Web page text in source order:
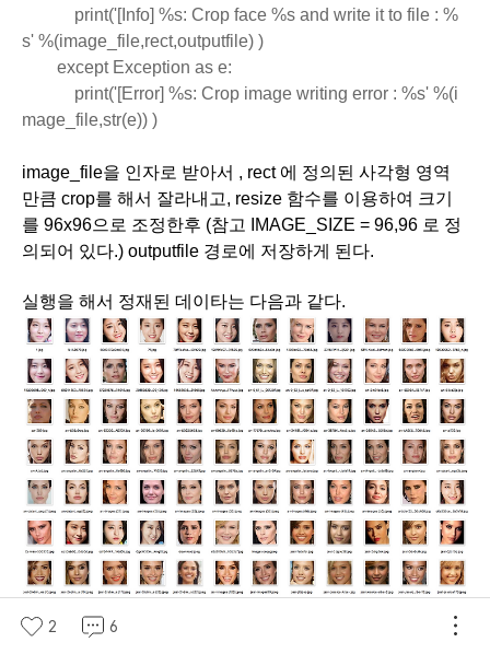
s' %(image_file,rect,outputfile) )
except Exception as e:
mage_file,str(e)) )
image_file을 인자로 받아서 , rect 에 정의된 사각형 영역
만큼 crop를 해서 잘라내고, resize 함수를 이용하여 크기
를 96x96으로 조정한후 (참고 IMAGE_SIZE = 96,96 로 정
의되어 있다.) outputfile 경로에 저장하게 된다.
실행을 해서 정재된 데이타는 다음과 같다.
2 6